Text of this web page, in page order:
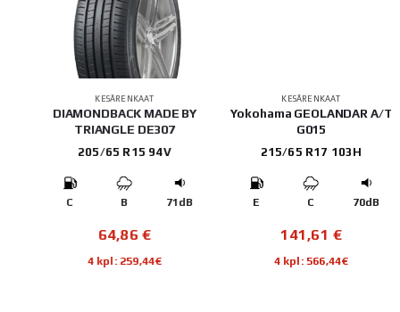
KESÄRENKAAT
DIAMONDBACK MADE BY
TRIANGLE DE307
205/65 R15 94V
C B 71dB
64,86€
4 kpl: 259,44€
KESÄRENKAAT
Yokohama GEOLANDAR A/T
G015
215/65 R17 103H
E C 70dB
141,61 €
4 kpl: 566,44€